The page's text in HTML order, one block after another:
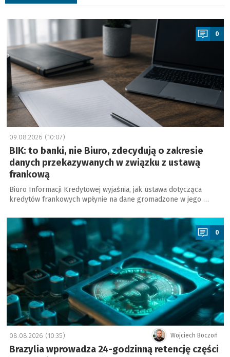
a
0
09.08.2026 (10:07)
BIK: to banki, nie Biuro, zdecydują o zakresie
danych przekazywanych w związku z ustawą
frankową
Biuro Informacji Kredytowej wyjaśnia, jak ustawa dotycząca
kredytów frankowych wpłynie na dane gromadzone w jego …
a
0
Wojciech Boczoń
08.08.2026 (10:35)
Brazylia wprowadza 24-godzinną retencję części